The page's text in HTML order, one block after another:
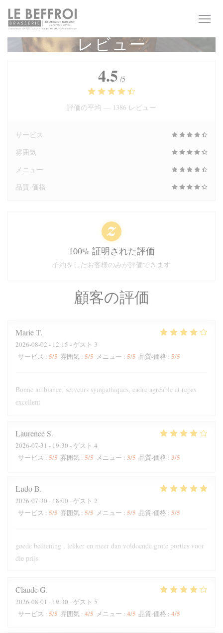
クッキー利用の管理について
レビュー
顧客の評価
MarieT
2026-08-02 - 12:15 - ゲスト 3
サービス : 5/5 雰囲気 : 5/5 メニュー : 5/5 品質-価格 : 5/5
Bonne ambiance, serveurs sympathiques, cadre agréable et repas
excellent
Laurence S
2026-07-31 - 19:30 - ゲスト 4
サービス : 5/5 雰囲気 : 5/5 メニュー : 3/5 品質-価格 : 3/5
LudoB
2026-07-30 - 18:00 - ゲスト 2
サービス : 5/5 雰囲気 : 5/5 メニュー : 5/5 品質-価格 : 5/5
goede bediening , lekker en meer dan voldoende grote porties voor
die prijs
ClaudeG
2026-08-01 - 19:30 - ゲスト 5
サービス : 5/5 雰囲気 : 4/5 メニュー : 4/5 品質-価格 : 4/5
4.5 /5
評価の平均 — 1386 レビュー
サービス
雰囲気
メニュー
品質-価格
100% 証明された評価
予約をしたお客様のみが評価できます